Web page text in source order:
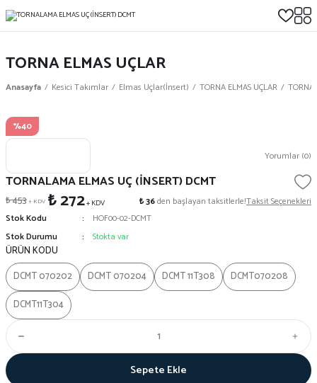
TORNA ELMAS UÇLAR
Anasayfa Kesici Takımlar Elmas Uçlar(İnsert) TORNA ELMAS UÇLAR
%40
Yorumlar (0)
TORNALAMA ELMAS UÇ (İNSERT) DCMT
₺ 453+ KDV ₺ 272+ KDV ₺ 36den başlayan taksitlerle!Taksit Seçenekleri
Stok Kodu
HOF00-02-DCMT
Stok Durumu
Stokta var
ÜRÜN KODU
DCMT 070202
DCMT 070204 DCMT 11T308
DCMT070208
DCMT11T304
Sepete Ekle